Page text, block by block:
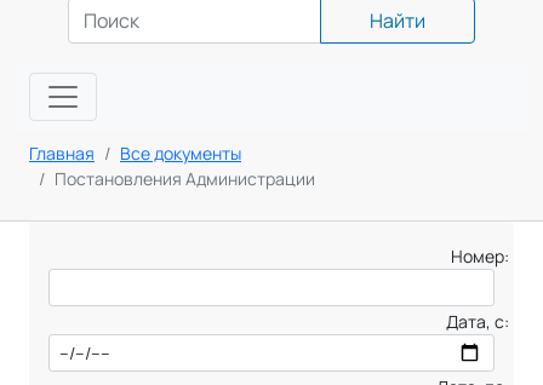
Найти
Главная
Все документы
Постановления Администрации
Номер:
Дата, с: